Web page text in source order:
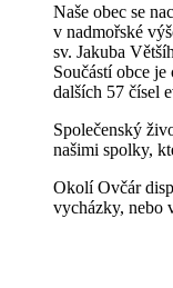
Naše obec se
v nadmořské
sv. Jakuba
Součástí obce
dalších 57 čísel
Společenský
našimi spolky,
Okolí Ovčár
vycházky, nebo